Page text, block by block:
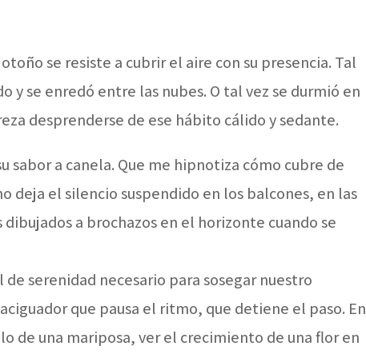
se resiste a cubrir el aire con su presencia. Tal
y se enredó entre las nubes. O tal vez se durmió en
desprenderse de ese hábito cálido y sedante.
sabor a canela. Que me hipnotiza cómo cubre de
deja el silencio suspendido en los balcones, en las
a brochazos en el horizonte cuando se
serenidad necesario para sosegar nuestro
que pausa el ritmo, que detiene el paso. En
de una mariposa, ver el crecimiento de una flor en